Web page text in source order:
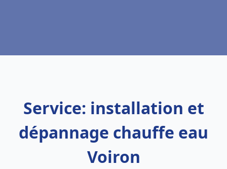
Service: installation et
dépannage chauffe eau
Voiron